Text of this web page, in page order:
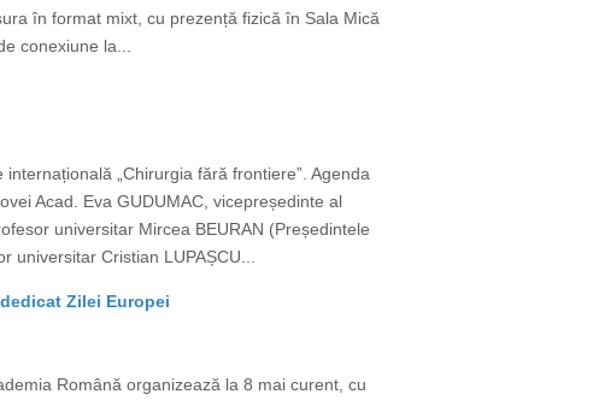
în format mixt, cu prezență fizică în Sala Mică
conexiune la...
„Chirurgia fără frontiere”. Agenda
Acad. Eva GUDUMAC, vicepreședinte al
universitar Mircea BEURAN (Președintele
Cristian LUPAȘCU...
Zilei Europei
Română organizează la 8 mai curent, cu